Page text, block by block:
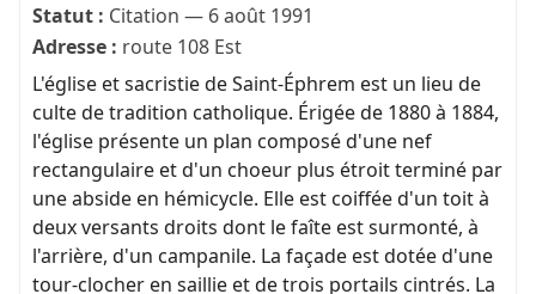
Statut : Citation — 6 août 1991
Adresse : route 108 Est
L'église et sacristie de Saint-Éphrem est un lieu de
culte de tradition catholique. Érigée de 1880 à 1884,
l'église présente un plan composé d'une nef
rectangulaire et d'un choeur plus étroit terminé par
une abside en hémicycle. Elle est coiffée d'un toit à
deux versants droits dont le faîte est surmonté, à
l'arrière, d'un campanile. La façade est dotée d'une
tour-clocher en saillie et de trois portails cintrés. La